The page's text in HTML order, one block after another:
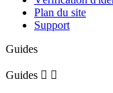
Plan du site
Support
Guides
Guides  